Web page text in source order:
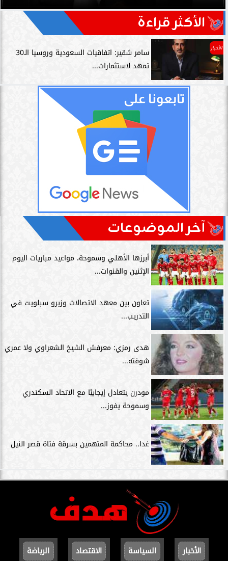
الأكثر قراءة
الأخبار
سامر شقير: اتفاقيات السعودية وروسيا الـ30
تمهد لاستثمارات...
آخر الموضوعات
أبرزها الأهلي وسموحة، مواعيد مباريات اليوم
الإثنين والقنوات...
تعاون بين معهد الاتصالات وزيرو سبلويت في
التدريب...
هدى رمزي: معرفش الشيخ الشعراوي ولا عمري
شوفته...
مودرن يتعادل إيجابيًا مع الاتحاد السكندري
وسموحة يفوز...
غدا.. محاكمة المتهمين بسرقة فتاة قصر النيل
الأخبار السياسة الاقتصاد
الرياضة